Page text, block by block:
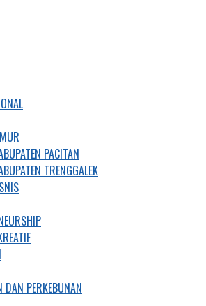
PACITAN
TRENGGALEK
DAN PERKEBUNAN